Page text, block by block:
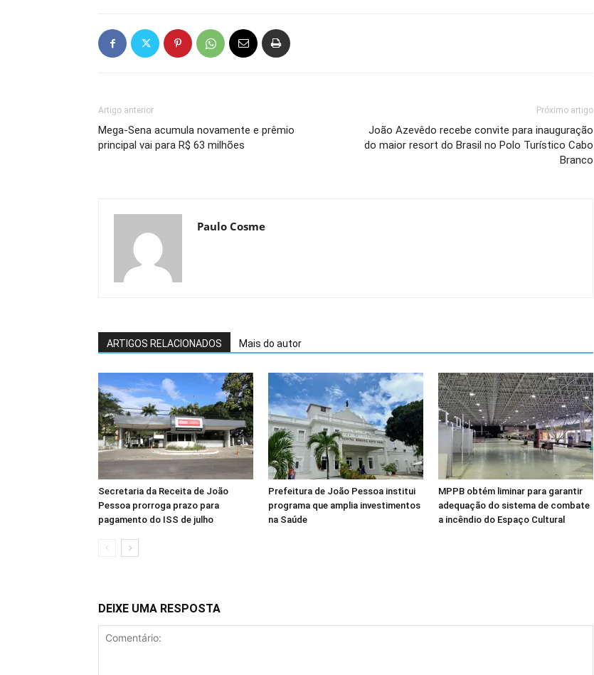
Artigo anterior
Mega-Sena acumula novamente e prêmio
principal vai para R$ 63 milhões
Próximo artigo
João Azevêdo recebe convite para inauguração
do maior resort do Brasil no Polo Turístico Cabo
Branco
Paulo Cosme
ARTIGOS RELACIONADOS Mais do autor
Secretaria da Receita de João
Pessoa prorroga prazo para
pagamento do ISS de julho
Prefeitura de João Pessoa institui
programa que amplia investimentos
na Saúde
MPPB obtém liminar para garantir
adequação do sistema de combate
a incêndio do Espaço Cultural
DEIXE UMA RESPOSTA